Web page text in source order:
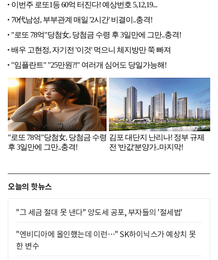
오늘의 핫뉴스
"그 세금 절대 못 낸다" 양도세 공포, 부자들의 '절세법'
"엔비디아에 올인했는데 이런…" SK하이닉스가 예상치 못
한 변수